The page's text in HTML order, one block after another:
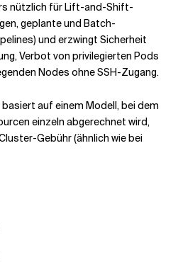
nützlich für Lift-and-Shift-
geplante und Batch-
und erzwingt Sicherheit
Verbot von privilegierten Pods
Nodes ohne SSH-Zugang.
auf einem Modell, bei dem
einzeln abgerechnet wird,
Gebühr (ähnlich wie bei